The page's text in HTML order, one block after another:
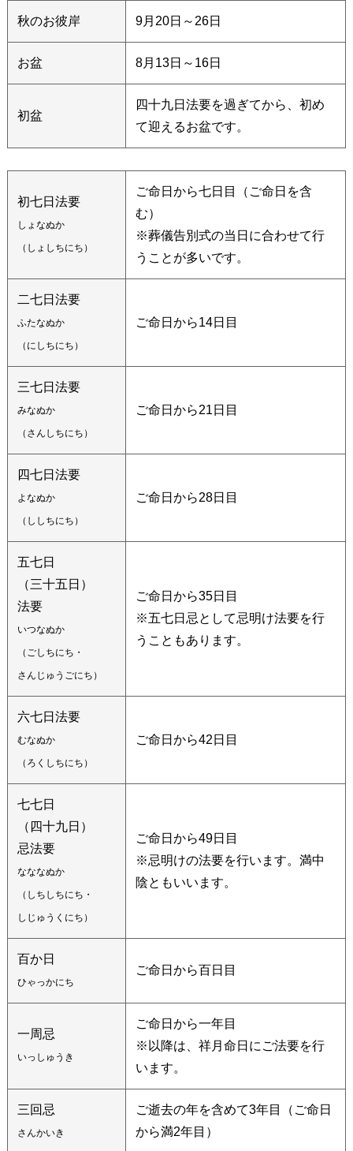
秋のお彼岸 9月20日～26日
お盆 8月13日～16日
初盆
四十九日法要を過ぎてから、初め
て迎えるお盆です。
初七日法要
しょなぬか
（しょしちにち）
ご命日から七日目（ご命日を含
む）
※葬儀告別式の当日に合わせて行
うことが多いです。
二七日法要
ふたなぬか
（にしちにち）
ご命日から14日目
三七日法要
みなぬか
（さんしちにち）
ご命日から21日目
四七日法要
よなぬか
（ししちにち）
ご命日から28日目
五七日
（三十五日）
法要
いつなぬか
（ごしちにち・
さんじゅうごにち）
ご命日から35日目
※五七日忌として忌明け法要を行
うこともあります。
六七日法要
むなぬか
（ろくしちにち）
ご命日から42日目
七七日
（四十九日）
忌法要
なななぬか
（しちしちにち・
しじゅうくにち）
ご命日から49日目
※忌明けの法要を行います。満中
陰ともいいます。
百か日
ひゃっかにち
ご命日から百日目
一周忌
いっしゅうき
ご命日から一年目
※以降は、祥月命日にご法要を行
います。
三回忌
さんかいき
ご逝去の年を含めて3年目（ご命日
から満2年目）